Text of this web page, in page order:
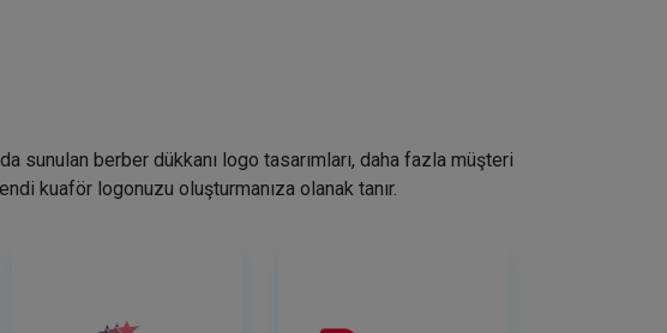
berber dükkanı logo tasarımları, daha fazla müşteri
kuaför logonuzu oluşturmanıza olanak tanır.